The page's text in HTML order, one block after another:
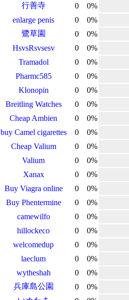
行善寺 0 0%
enlarge penis 0 0%
鷺草園 0 0%
HsvsRsvsesv 0 0%
Tramadol 0 0%
Pharmc585 0 0%
Klonopin 0 0%
Breitling Watches 0 0%
Cheap Ambien 0 0%
buy Camel cigarettes 0 0%
Cheap Valium 0 0%
Valium 0 0%
Xanax 0 0%
Buy Viagra online 0 0%
Buy Phentermine 0 0%
camewilfo 0 0%
hillockeco 0 0%
welcomedup 0 0%
laeclum 0 0%
wytheshah 0 0%
兵庫島公園 0 0%